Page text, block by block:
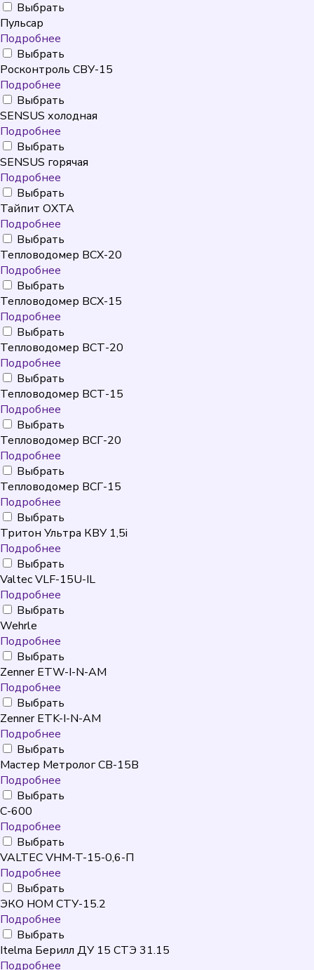
Выбрать
Пульсар
Подробнее
Выбрать
Росконтроль СВУ-15
Подробнее
Выбрать
SENSUS холодная
Подробнее
Выбрать
SENSUS горячая
Подробнее
Выбрать
Тайпит ОХТА
Подробнее
Выбрать
Тепловодомер ВСХ-20
Подробнее
Выбрать
Тепловодомер ВСХ-15
Подробнее
Выбрать
Тепловодомер ВСТ-20
Подробнее
Выбрать
Тепловодомер ВСТ-15
Подробнее
Выбрать
Тепловодомер ВСГ-20
Подробнее
Выбрать
Тепловодомер ВСГ-15
Подробнее
Выбрать
Тритон Ультра КВУ 1,5i
Подробнее
Выбрать
Valtec VLF-15U-IL
Подробнее
Выбрать
Wehrle
Подробнее
Выбрать
Zenner ETW-I-N-AM
Подробнее
Выбрать
Zenner ETK-I-N-AM
Подробнее
Выбрать
Мастер Метролог СВ-15В
Подробнее
Выбрать
C-600
Подробнее
Выбрать
VALTEC VHM-T-15-0,6-П
Подробнее
Выбрать
ЭКО НОМ СТУ-15.2
Подробнее
Выбрать
Itelma Берилл ДУ 15 СТЭ 31.15
Подробнее